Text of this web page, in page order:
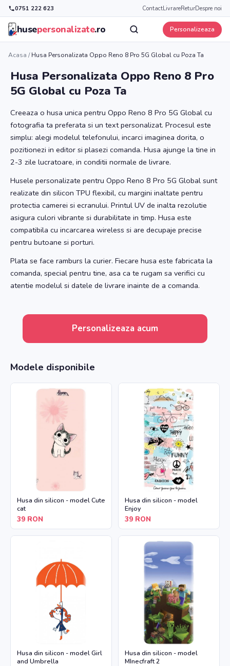
0751 222 623 ContactLivrareReturDespre noi
husepersonalizate.ro Personalizeaza
Acasa /Husa Personalizata Oppo Reno 8 Pro 5G Global cu Poza Ta
Husa Personalizata Oppo Reno 8 Pro
5G Global cu Poza Ta
Creeaza o husa unica pentru Oppo Reno 8 Pro 5G Global cu
fotografia ta preferata si un text personalizat. Procesul este
simplu: alegi modelul telefonului, incarci imaginea dorita, o
pozitionezi in editor si plasezi comanda. Husa ajunge la tine in
2-3 zile lucratoare, in conditii normale de livrare.
Husele personalizate pentru Oppo Reno 8 Pro 5G Global sunt
realizate din silicon TPU flexibil, cu margini inaltate pentru
protectia camerei si ecranului. Printul UV de inalta rezolutie
asigura culori vibrante si durabilitate in timp. Husa este
compatibila cu incarcarea wireless si are decupaje precise
pentru butoane si porturi.
Plata se face ramburs la curier. Fiecare husa este fabricata la
comanda, special pentru tine, asa ca te rugam sa verifici cu
atentie modelul si datele de livrare inainte de a comanda.
Personalizeaza acum
Modele disponibile
Husa din silicon - model Cute
cat
39 RON
Husa din silicon - model
Enjoy
39 RON
Husa din silicon - model Girl
and Umbrella
Husa din silicon - model
MInecfraft 2